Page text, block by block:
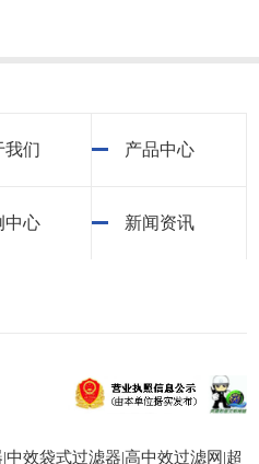
我们 产品中心
中心 新闻资讯
效袋式过滤器|高中效过滤网|超